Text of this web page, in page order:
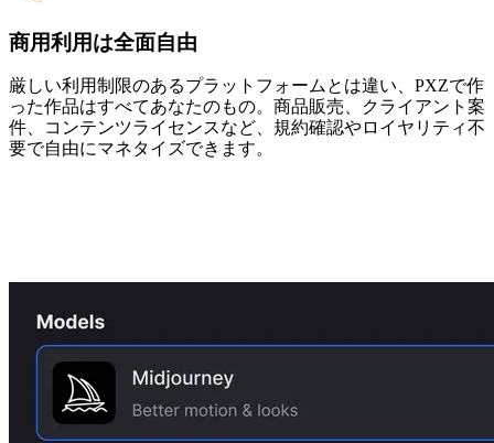
商用利用は全面自由
厳しい利用制限のあるプラットフォームとは違い、PXZで作
った作品はすべてあなたのもの。商品販売、クライアント案
件、コンテンツライセンスなど、規約確認やロイヤリティ不
要で自由にマネタイズできます。